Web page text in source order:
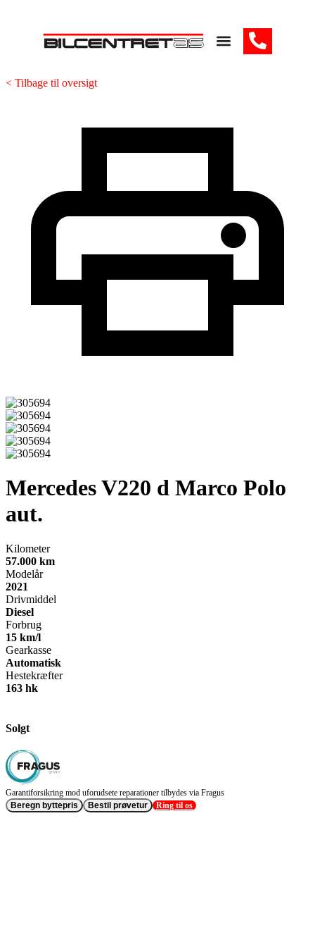
< Tilbage til oversigt
Mercedes V220 d Marco Polo
aut.
Kilometer
57.000 km
Modelår
2021
Drivmiddel
Diesel
Forbrug
15 km/l
Gearkasse
Automatisk
Hestekræfter
163 hk
Solgt
Garantiforsikring mod uforudsete reparationer tilbydes via Fragus
Beregn byttepris
Bestil prøvetur Ring til os